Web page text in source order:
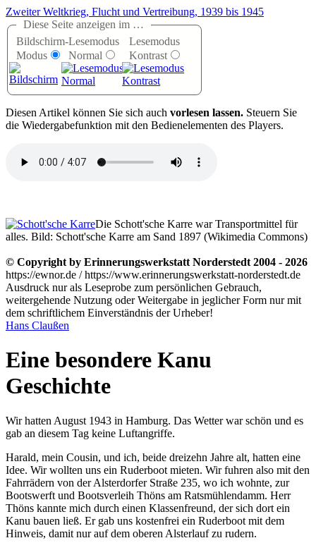
Zweiter Weltkrieg, Flucht und Vertreibung, 1939 bis 1945
Diese Seite anzeigen im …
Bildschirm-
Modus
Lesemodus
Normal
Lesemodus
Kontrast
Diesen Artikel können Sie sich auch vorlesen lassen. Steuern Sie
die Wiedergabefunktion mit den Bedienelementen des Players.
Die Schott'sche Karre war Transportmittel für
alles. Bild: Schott'sche Karre am Sand 1897 (Wikimedia Commons)
© Copyright by Erinnerungswerkstatt Norderstedt 2004 - 2026
https://ewnor.de / https://www.erinnerungswerkstatt-norderstedt.de
Ausdruck nur als Leseprobe zum persönlichen Gebrauch,
weitergehende Nutzung oder Weitergabe in jeglicher Form nur mit
dem schriftlichem Einverständnis der Urheber!
Hans Claußen
Eine besondere Kanu
Geschichte
Wir hatten August 1943 in Hamburg. Das Wetter war schön und es
gab an diesem Tag keine Luftangriffe.
Harald, mein Cousin, und ich, beide dreizehn Jahre alt, hatten eine
Idee. Wir wollten uns ein Ruderboot mieten. Wir fuhren also mit den
Fahrrädern von der Alsterdorfer Straße 235, wo ich wohnte, zur
Bootswerft und Bootsverleih Thöns am Ratsmühlendamm. Herr
Thöns kannte mich durch einen Klassenfreund, der sich dort ein
Kanu bauen ließ. Er gab uns kostenfrei ein Ruderboot mit dem
Hinweis, damit nur auf dem oberen Alsterlauf zu rudern.